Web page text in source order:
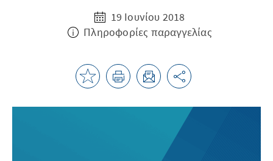
19 Ιουνίου 2018
Πληροφορίες παραγγελίας